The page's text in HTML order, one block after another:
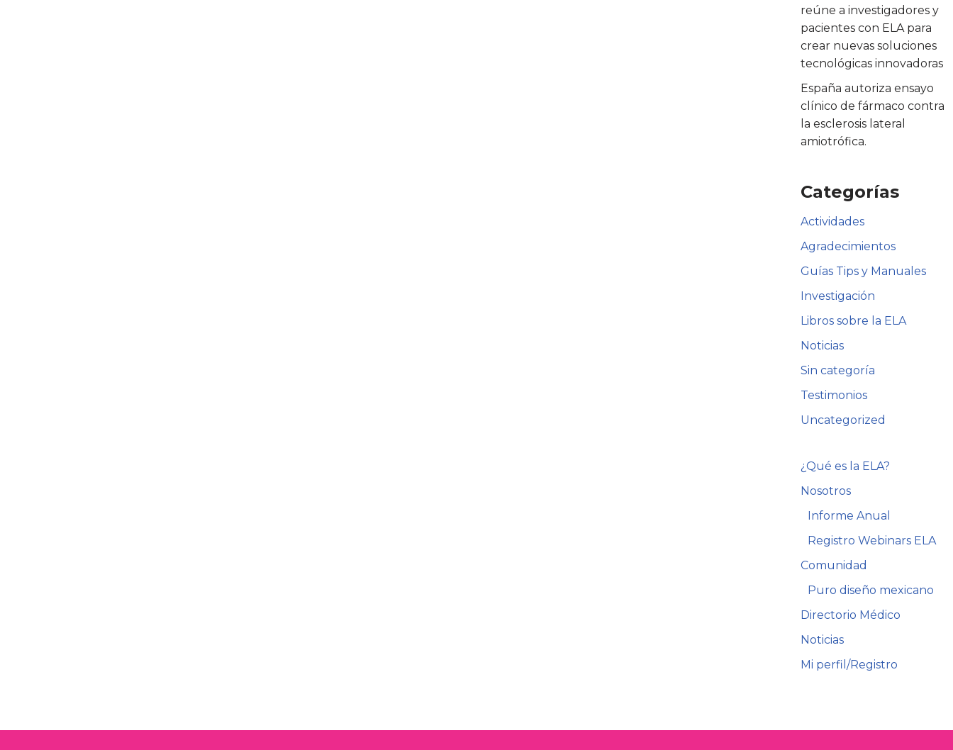
reúne a investigadores y
pacientes con ELA para
crear nuevas soluciones
tecnológicas innovadoras
España autoriza ensayo
clínico de fármaco contra
la esclerosis lateral
amiotrófica.
Categorías
Actividades
Agradecimientos
Guías Tips y Manuales
Investigación
Libros sobre la ELA
Noticias
Sin categoría
Testimonios
Uncategorized
¿Qué es la ELA?
Nosotros
Informe Anual
Registro Webinars ELA
Comunidad
Puro diseño mexicano
Directorio Médico
Noticias
Mi perfil/Registro